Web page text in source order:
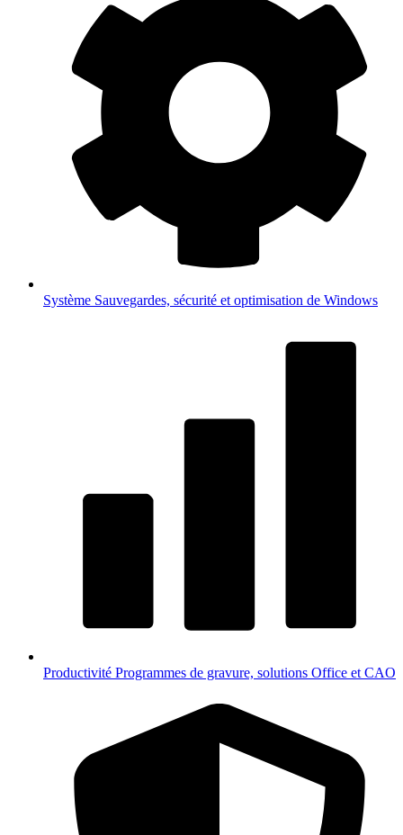
Système Sauvegardes, sécurité et optimisation de Windows
Productivité Programmes de gravure, solutions Office et CAO